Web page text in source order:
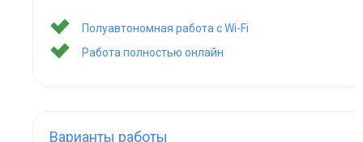
Полуавтономная работа с Wi-Fi
Работа полностью онлайн
Варианты работы